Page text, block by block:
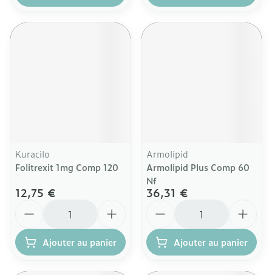
Kuracilo
Folitrexit 1mg Comp 120
12,75 €
Ajouter au panier
Armolipid
Armolipid Plus Comp 60
Nf
36,31 €
Ajouter au panier